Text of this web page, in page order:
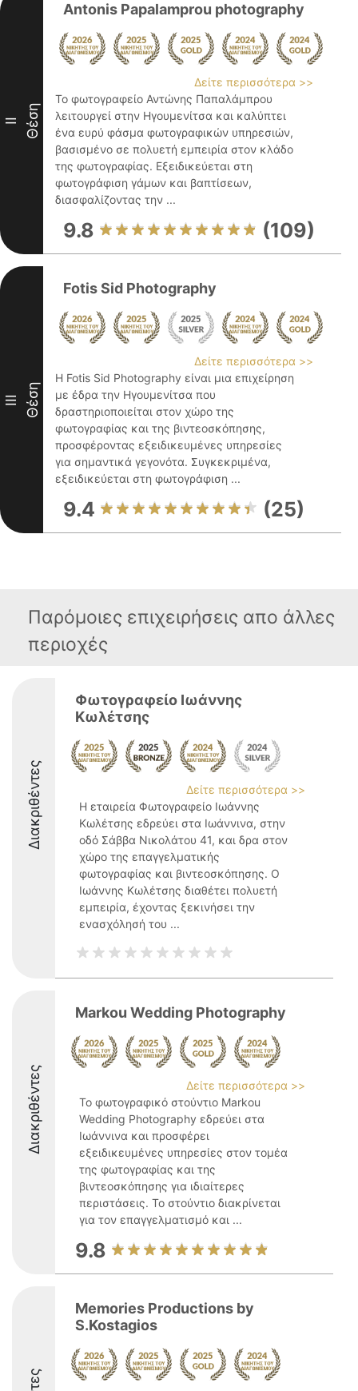
II Θέση
Antonis Papalamprou photography
Δείτε περισσότερα >>
Το φωτογραφείο Αντώνης Παπαλάμπρου
λειτουργεί στην Ηγουμενίτσα και καλύπτει
ένα ευρύ φάσμα φωτογραφικών υπηρεσιών,
βασισμένο σε πολυετή εμπειρία στον κλάδο
της φωτογραφίας. Εξειδικεύεται στη
φωτογράφιση γάμων και βαπτίσεων,
διασφαλίζοντας την ...
9.8 (109)
III Θέση
Fotis Sid Photography
Δείτε περισσότερα >>
Η Fotis Sid Photography είναι μια επιχείρηση
με έδρα την Ηγουμενίτσα που
δραστηριοποιείται στον χώρο της
φωτογραφίας και της βιντεοσκόπησης,
προσφέροντας εξειδικευμένες υπηρεσίες
για σημαντικά γεγονότα. Συγκεκριμένα,
εξειδικεύεται στη φωτογράφιση ...
9.4 (25)
Παρόμοιες επιχειρήσεις απο άλλες
περιοχές
Διακριθέντες
Φωτογραφείο Ιωάννης
Κωλέτσης
Δείτε περισσότερα >>
Η εταιρεία Φωτογραφείο Ιωάννης
Κωλέτσης εδρεύει στα Ιωάννινα, στην
οδό Σάββα Νικολάτου 41, και δρα στον
χώρο της επαγγελματικής
φωτογραφίας και βιντεοσκόπησης. Ο
Ιωάννης Κωλέτσης διαθέτει πολυετή
εμπειρία, έχοντας ξεκινήσει την
ενασχόλησή του ...
Διακριθέντες
Markou Wedding Photography
Δείτε περισσότερα >>
Το φωτογραφικό στούντιο Markou
Wedding Photography εδρεύει στα
Ιωάννινα και προσφέρει
εξειδικευμένες υπηρεσίες στον τομέα
της φωτογραφίας και της
βιντεοσκόπησης για ιδιαίτερες
περιστάσεις. Το στούντιο διακρίνεται
για τον επαγγελματισμό και ...
9.8
Memories Productions by
S.Kostagios